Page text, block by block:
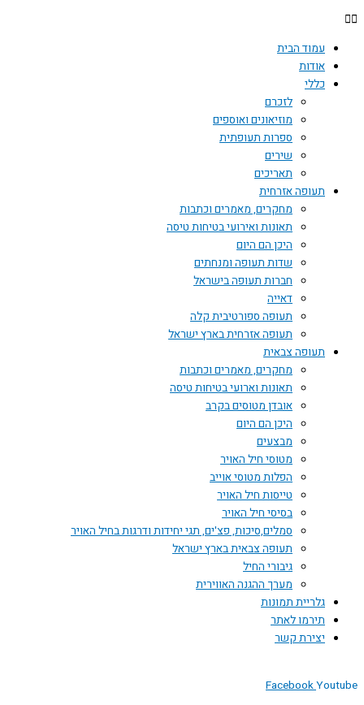
עמוד הבית
אודות
כללי
לזכרם
מוזיאונים ואוספים
ספרות תעופתית
שירים
תאריכים
תעופה אזרחית
מחקרים, מאמרים וכתבות
תאונות ואירועי בטיחות טיסה
היכן הם היום
שדות תעופה ומנחתים
חברות תעופה בישראל
דאייה
תעופה ספורטיבית קלה
תעופה אזרחית בארץ ישראל
תעופה צבאית
מחקרים, מאמרים וכתבות
תאונות וארועי בטיחות טיסה
אובדן מטוסים בקרב
היכן הם היום
מבצעים
מטוסי חיל האויר
הפלות מטוסי אוייב
טייסות חיל האויר
בסיסי חיל האויר
סמלים,סיכות, פצ'ים, תגי יחידות ודרגות בחיל האויר
תעופה צבאית בארץ ישראל
גיבורי החיל
מערך ההגנה האווירית
גלריית תמונות
תירמו לאתר
יצירת קשר
FacebookYoutube